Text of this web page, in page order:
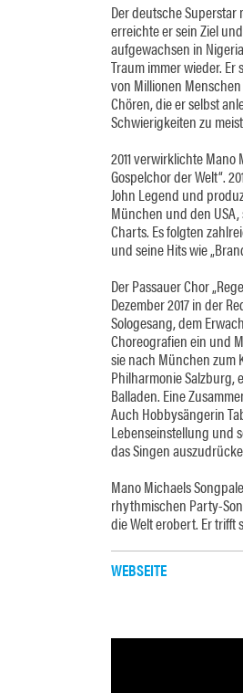
Der deutsche
erreichte er sein Ziel
aufgewachsen in
Traum immer wieder.
von Millionen
Chören, die er selbst
Schwierigkeiten zu
2011 verwirklichte
Gospelchor der Welt“.
John Legend und
München und den
Charts. Es folgten
und seine Hits wie
Der Passauer Chor
Dezember 2017 in der
Sologesang, dem
Choreografien ein und
sie nach München zum
Philharmonie
Balladen. Eine
Auch Hobbysängerin
Lebenseinstellung und
das Singen
Mano Michaels
rhythmischen Party-
die Welt erobert. Er trifft
WEBSEITE